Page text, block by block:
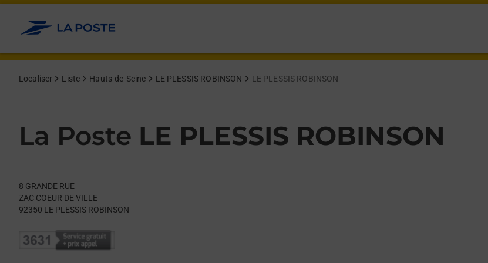
Allez au contenu
Localiser Liste Hauts-de-Seine LE PLESSIS ROBINSON LE PLESSIS ROBINSON
La Poste LE PLESSIS ROBINSON
8 GRANDE RUE
ZAC COEUR DE VILLE
92350 LE PLESSIS ROBINSON
Day of the WeekHours
Get directions to La Poste at 8 GRANDE RUE LE PLESSIS ROBINSON,
lien s'ouvre dans un nouvel onglet